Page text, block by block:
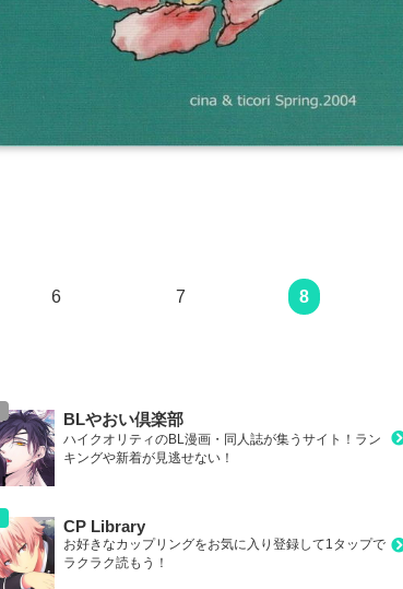
6 7 8
BLやおい倶楽部
ハイクオリティのBL漫画・同人誌が集うサイト！ラン
キングや新着が見逃せない！
CP Library
お好きなカップリングをお気に入り登録して1タップで
ラクラク読もう！